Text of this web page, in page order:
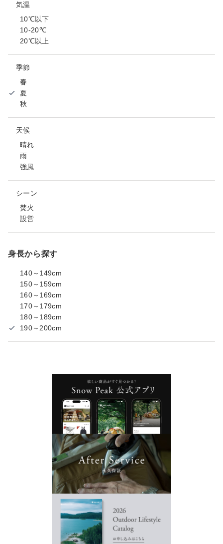
気温
10℃以下
10-20℃
20℃以上
季節
春
夏
秋
天候
晴れ
雨
強風
シーン
焚火
設営
身長から探す
140～149cm
150～159cm
160～169cm
170～179cm
180～189cm
190～200cm